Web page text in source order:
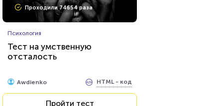
Проходили 74654 раза
Психология
Тест на умственную
отсталость
Awdienko HTML - код
Пройти тест